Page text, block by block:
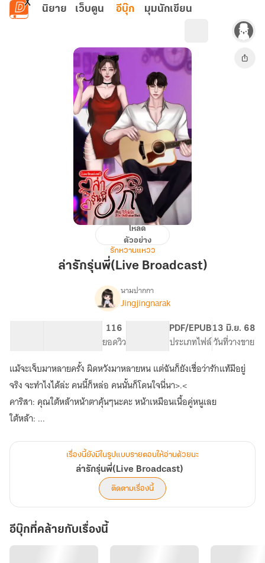
ข้ามไปยังเนื้อหาหลัก
นิยาย เว็บตูน อีบุ๊ก มุมนักเขียน
รุ่น
พี่(Live
Broadcast)
โหลด
ตัวอย่าง
รักหวานแหวว
ล่ารักรุ่นพี่(Live Broadcast)
เรื่อง
Broadcast)
นามปากกา
Jingjingnarak
116
ยอดวิว
PDF/EPUB
ประเภทไฟล์
13 มิ.ย. 68
วันที่วางขาย
แม้จะเจ็บมาหลายครั้ง ผิดหวังมาหลายหน แต่ฉันก็ยังเชื่อว่ารักแท้มีอยู่
จริง จะทำไงได้ล่ะ คนนี้ก็หล่อ คนนั้นก็โดนใจนี่นา>⁠.⁠<
คาริสา: คุณใต้หล้าหน้าตาคุ้นๆนะคะ หน้าเหมือนเนื้อคู่หนูเลย
ใต้หล้า: ...
เรื่องนี้ยังมีในรูปแบบรายตอนให้อ่านด้วยนะ
ล่ารักรุ่นพี่(Live Broadcast)
ติดตามเรื่องนี้
อีบุ๊กที่คล้ายกับเรื่องนี้